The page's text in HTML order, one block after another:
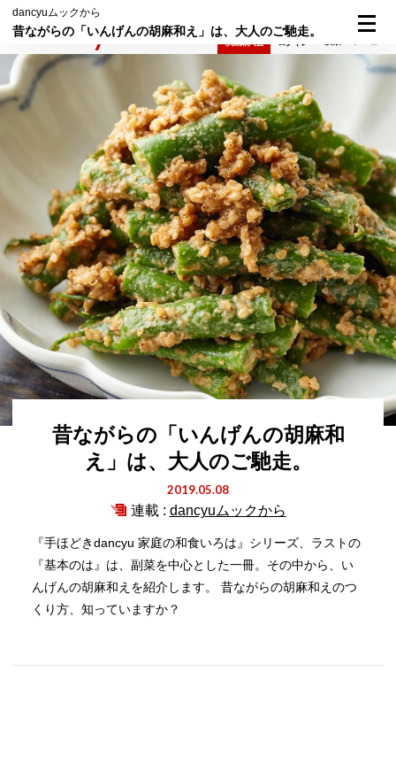
dancyuムックから
昔ながらの「いんげんの胡麻和え」は、大人のご馳走。
昔ながらの「いんげんの胡麻和
え」は、大人のご馳走。
2019.05.08
連載 : dancyuムックから
『手ほどきdancyu 家庭の和食いろは』シリーズ、ラストの
『基本のは』は、副菜を中心とした一冊。その中から、い
んげんの胡麻和えを紹介します。 昔ながらの胡麻和えのつ
くり方、知っていますか？